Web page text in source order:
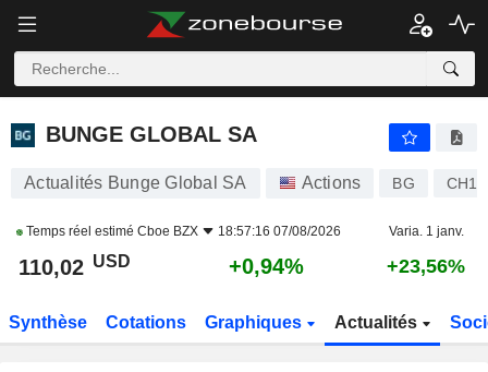
BUNGE GLOBAL SA
BUNGE GLOBAL SA
Actualités Bunge Global SA Actions BG
Temps réel estimé Cboe BZX 18:57:16 07/08/2026 Varia. 1 janv.
110,02 USD +0,94% +23,56%
Synthèse Cotations Graphiques Actualités